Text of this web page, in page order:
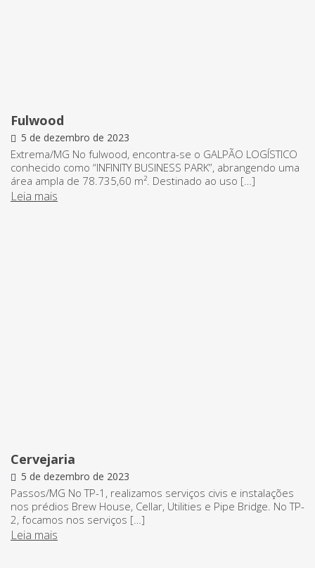
Fulwood
5 de dezembro de 2023
Extrema/MG No fulwood, encontra-se o GALPÃO LOGÍSTICO
conhecido como “INFINITY BUSINESS PARK”, abrangendo uma
área ampla de 78.735,60 m². Destinado ao uso […]
Leia mais
Cervejaria
5 de dezembro de 2023
Passos/MG No TP-1, realizamos serviços civis e instalações
nos prédios Brew House, Cellar, Utilities e Pipe Bridge. No TP-
2, focamos nos serviços […]
Leia mais